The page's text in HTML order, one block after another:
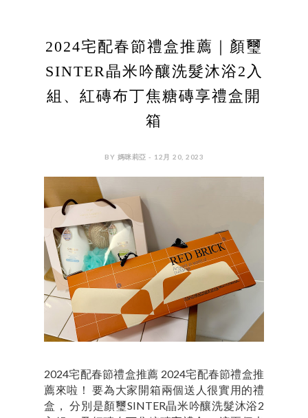
2024宅配春節禮盒推薦｜顏璽
SINTER晶米吟釀洗髮沐浴2入
組、紅磚布丁焦糖磚享禮盒開
箱
BY 媽咪莉亞 - 12月 20, 2023
2024宅配春節禮盒推薦 2024宅配春節禮盒推
薦來啦！ 要為大家開箱兩個送人很實用的禮
盒， 分別是顏璽SINTER晶米吟釀洗髮沐浴2